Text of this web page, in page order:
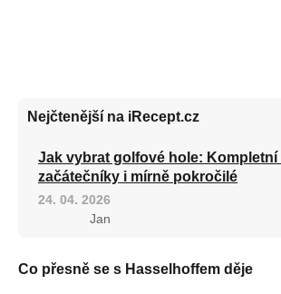
Nejčtenější na iRecept.cz
Jak vybrat golfové hole:
začátečníky i mírně pokročilé
24. 04. 2026
Jan
Co přesně se s Hasselhoffem děje